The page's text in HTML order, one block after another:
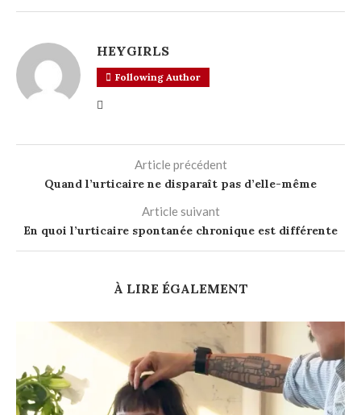
HEYGIRLS
Following Author
Article précédent
Quand l’urticaire ne disparaît pas d’elle-même
Article suivant
En quoi l’urticaire spontanée chronique est différente
À LIRE ÉGALEMENT